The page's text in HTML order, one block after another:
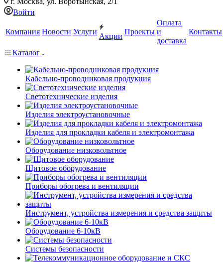
Войти
Компания Новости Услуги
Акции
Проекты
Оплата
и
доставка
Контакты
Каталог
Кабельно-проводниковая продукция
Светотехнические изделия
Изделия электроустановочные
Изделия для прокладки кабеля и электромонтажа
Оборудование низковольтное
Щитовое оборудование
Приборы обогрева и вентиляции
Инструмент, устройства измерения и средства защиты
Оборудование 6-10кВ
Системы безопасности